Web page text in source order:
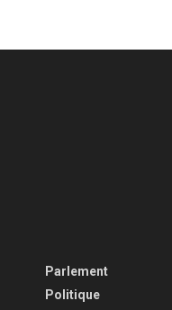
Parlement
Politique